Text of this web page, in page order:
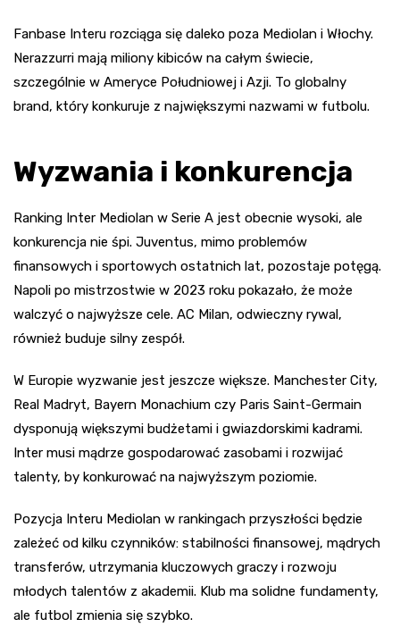
Fanbase Interu rozciąga się daleko poza Mediolan i Włochy.
Nerazzurri mają miliony kibiców na całym świecie,
szczególnie w Ameryce Południowej i Azji. To globalny
brand, który konkuruje z największymi nazwami w futbolu.
Wyzwania i konkurencja
Ranking Inter Mediolan w Serie A jest obecnie wysoki, ale
konkurencja nie śpi. Juventus, mimo problemów
finansowych i sportowych ostatnich lat, pozostaje potęgą.
Napoli po mistrzostwie w 2023 roku pokazało, że może
walczyć o najwyższe cele. AC Milan, odwieczny rywal,
również buduje silny zespół.
W Europie wyzwanie jest jeszcze większe. Manchester City,
Real Madryt, Bayern Monachium czy Paris Saint-Germain
dysponują większymi budżetami i gwiazdorskimi kadrami.
Inter musi mądrze gospodarować zasobami i rozwijać
talenty, by konkurować na najwyższym poziomie.
Pozycja Interu Mediolan w rankingach przyszłości będzie
zależeć od kilku czynników: stabilności finansowej, mądrych
transferów, utrzymania kluczowych graczy i rozwoju
młodych talentów z akademii. Klub ma solidne fundamenty,
ale futbol zmienia się szybko.